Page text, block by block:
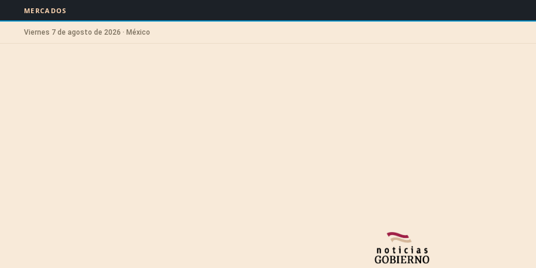
MERCADOS
Viernes 7 de agosto de 2026 · México